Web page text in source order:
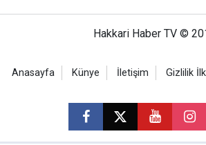
Hakkari Haber TV ©
Anasayfa Künye İletişim Gizlilik